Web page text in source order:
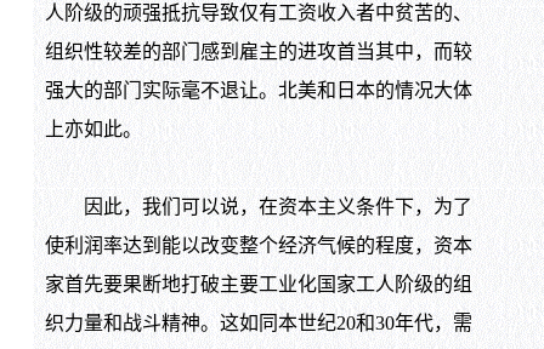
人阶级的顽强抵抗导致仅有工资收入者中贫苦的、
组织性较差的部门感到雇主的进攻首当其中，而较
强大的部门实际毫不退让。北美和日本的情况大体
上亦如此。
因此，我们可以说，在资本主义条件下，为了
使利润率达到能以改变整个经济气候的程度，资本
家首先要果断地打破主要工业化国家工人阶级的组
织力量和战斗精神。这如同本世纪20和30年代，需